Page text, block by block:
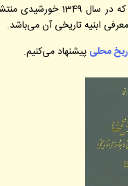
می‌باشد که در سال
ابنیه تاریخی آن می‌باشد.
محلی پیشنهاد می‌کنیم.